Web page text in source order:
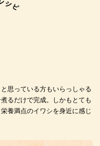
思っている方もいらっしゃる
るだけで完成。しかもとても
養満点のイワシを身近に感じ